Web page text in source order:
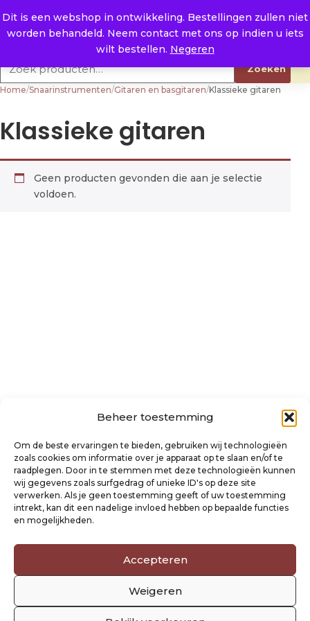
Beheer toestemming
Om de beste ervaringen te bieden, gebruiken wij technologieën
zoals cookies om informatie over je apparaat op te slaan en/of te
raadplegen. Door in te stemmen met deze technologieën kunnen
wij gegevens zoals surfgedrag of unieke ID's op deze site
verwerken. Als je geen toestemming geeft of uw toestemming
intrekt, kan dit een nadelige invloed hebben op bepaalde functies
en mogelijkheden.
Accepteren
Weigeren
Dit is een webshop in ontwikkeling. Bestellingen zullen niet
worden behandeld. Neem contact met ons op indien u iets
wilt bestellen. Negeren
E. info@raysland.nl
Productcategorieën
Zoeken
Home/Snaarinstrumenten/Gitaren en basgitaren/Klassieke gitaren
Klassieke gitaren
Geen producten gevonden die aan je selectie
voldoen.
Algemene voorwaarden
Disclaimer
Privacyverklaring Raysland
Cookiebeleid
Mijn account
Klantenservice
Verzending- en retourbeleid